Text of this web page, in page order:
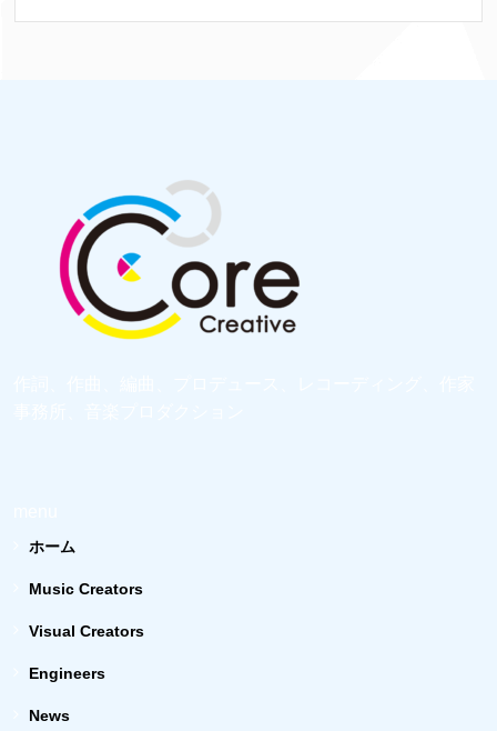
ホーム
Music Creators
Visual Creators
Engineers
News